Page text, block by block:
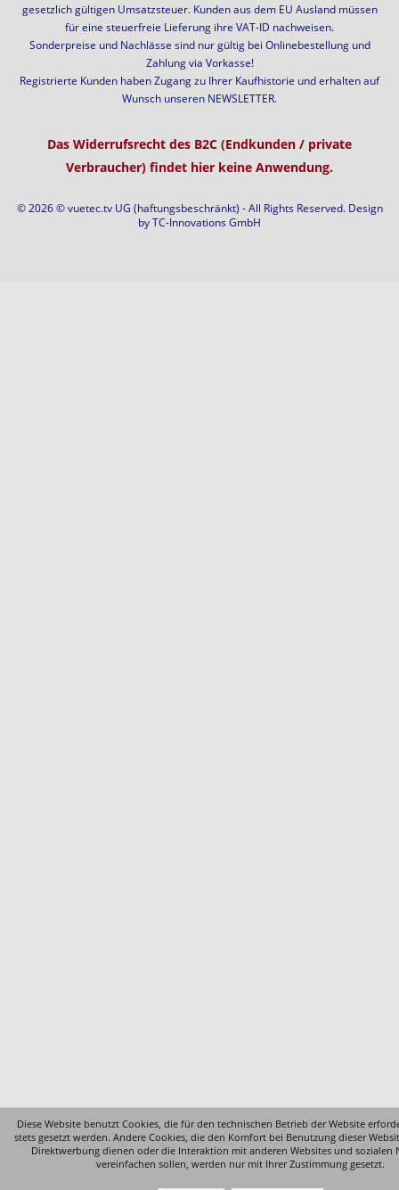
gesetzlich gültigen Umsatzsteuer. Kunden aus dem EU Ausland müssen
für eine steuerfreie Lieferung ihre VAT-ID nachweisen.
Sonderpreise und Nachlässe sind nur gültig bei Onlinebestellung und
Zahlung via Vorkasse!
Registrierte Kunden haben Zugang zu Ihrer Kaufhistorie und erhalten auf
Wunsch unseren NEWSLETTER.
Das Widerrufsrecht des B2C (Endkunden / private
Verbraucher) findet hier keine Anwendung.
© 2026 © vuetec.tv UG (haftungsbeschränkt) - All Rights Reserved. Design
byTC-Innovations GmbH
Diese Website benutzt Cookies, die für den technischen Betrieb der Website
stets gesetzt werden. Andere Cookies, die den Komfort bei Benutzung dieser
Direktwerbung dienen oder die Interaktion mit anderen Websites und sozialen
vereinfachen sollen, werden nur mit Ihrer Zustimmung gesetzt.